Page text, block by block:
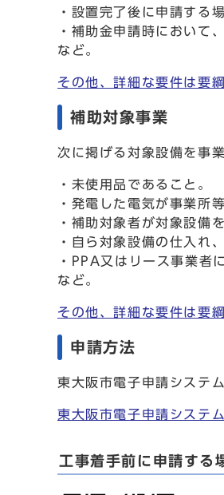
・設置完了後に申請する
・補助金申請時において
など。
その他、詳細な要件は要
補助対象事業
次に掲げる対象設備を事
・未使用品であること。
・発電した電気が事業所
・補助対象者が対象設備
・自ら対象設備の仕入れ
・PPA又はリース事業者
など。
その他、詳細な要件は要
申請方法
東大阪市電子申請システ
東大阪市電子申請システ
工事着手前に申請する